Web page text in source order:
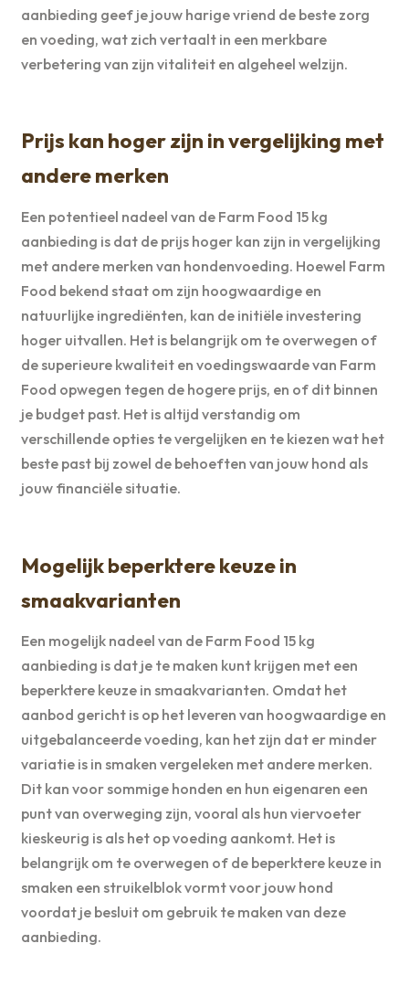
aanbieding geef je jouw harige vriend de beste zorg
en voeding, wat zich vertaalt in een merkbare
verbetering van zijn vitaliteit en algeheel welzijn.
Prijs kan hoger zijn in vergelijking met
andere merken
Een potentieel nadeel van de Farm Food 15 kg
aanbieding is dat de prijs hoger kan zijn in vergelijking
met andere merken van hondenvoeding. Hoewel Farm
Food bekend staat om zijn hoogwaardige en
natuurlijke ingrediënten, kan de initiële investering
hoger uitvallen. Het is belangrijk om te overwegen of
de superieure kwaliteit en voedingswaarde van Farm
Food opwegen tegen de hogere prijs, en of dit binnen
je budget past. Het is altijd verstandig om
verschillende opties te vergelijken en te kiezen wat het
beste past bij zowel de behoeften van jouw hond als
jouw financiële situatie.
Mogelijk beperktere keuze in
smaakvarianten
Een mogelijk nadeel van de Farm Food 15 kg
aanbieding is dat je te maken kunt krijgen met een
beperktere keuze in smaakvarianten. Omdat het
aanbod gericht is op het leveren van hoogwaardige en
uitgebalanceerde voeding, kan het zijn dat er minder
variatie is in smaken vergeleken met andere merken.
Dit kan voor sommige honden en hun eigenaren een
punt van overweging zijn, vooral als hun viervoeter
kieskeurig is als het op voeding aankomt. Het is
belangrijk om te overwegen of de beperktere keuze in
smaken een struikelblok vormt voor jouw hond
voordat je besluit om gebruik te maken van deze
aanbieding.